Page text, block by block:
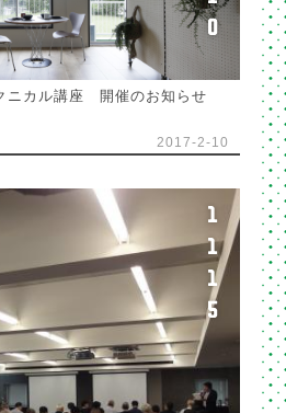
0
カル講座 開催のお知らせ
2017-2-10
1
1
1
5